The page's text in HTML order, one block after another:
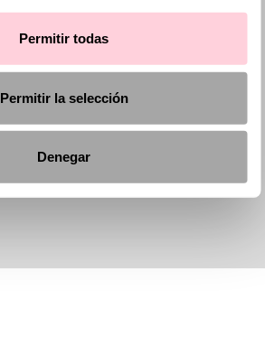
Permitir todas
Permitir la selección
Denegar